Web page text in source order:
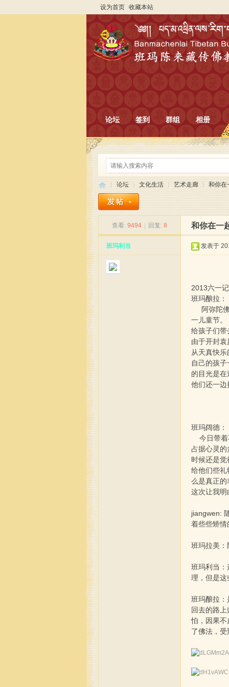
设为首页 收藏本站
论坛 签到 群组 相册
论坛
›
文化生活
›
艺术走廊
›
和你在
查看: 9494 回复: 8 和你在一
班玛利当 发表于
2013六一
班玛酿拉：
阿弥陀佛
一儿童节。
给孩子们带
由于开封
从天真快
自己的孩
的目光是
他们还一边
班玛阔德：
今日带着
占据心灵的
时候还是
给他们些礼
么是真正的
这次让我明
jiangwen:
着些些矫情
班玛拉美：
班玛利当：
理，但是这
班玛酿拉：
回去的路
怕，因果不
了佛法，